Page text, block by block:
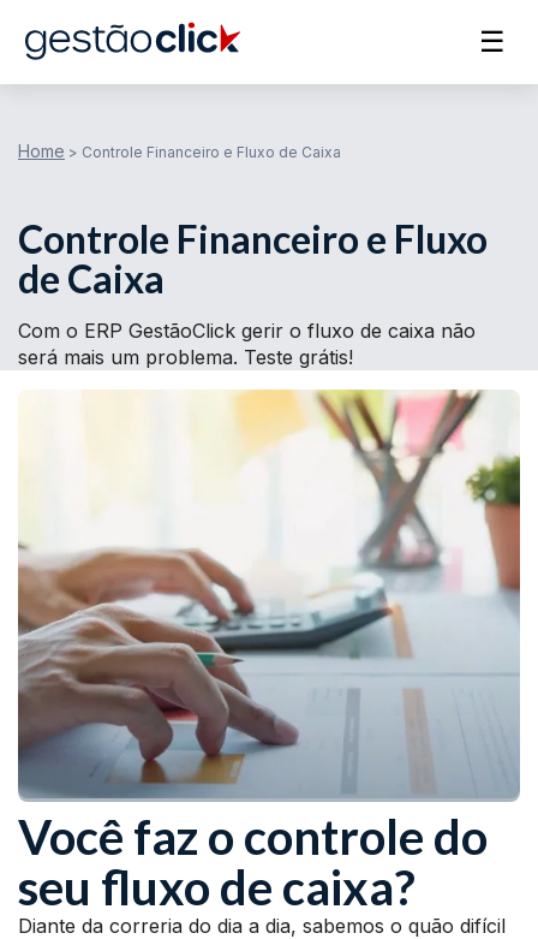
☰
Home > Controle Financeiro e Fluxo de Caixa
Controle Financeiro e Fluxo
de Caixa
Com o ERP GestãoClick gerir o fluxo de caixa não
será mais um problema. Teste grátis!
Você faz o controle do
seu fluxo de caixa?
Diante da correria do dia a dia, sabemos o quão difícil